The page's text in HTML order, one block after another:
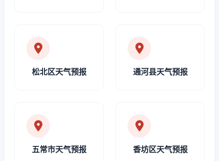
松北区天气预报 通河县天气预报
五常市天气预报 香坊区天气预报